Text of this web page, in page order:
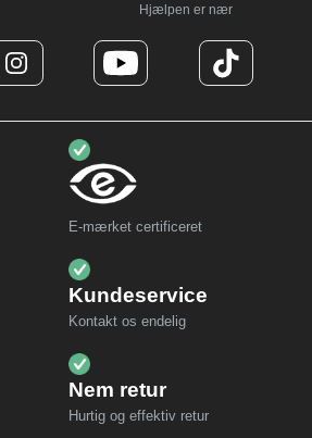
Hjælpen er nær
E-mærket certificeret
Kundeservice
Kontakt os endelig
Nem retur
Hurtig og effektiv retur